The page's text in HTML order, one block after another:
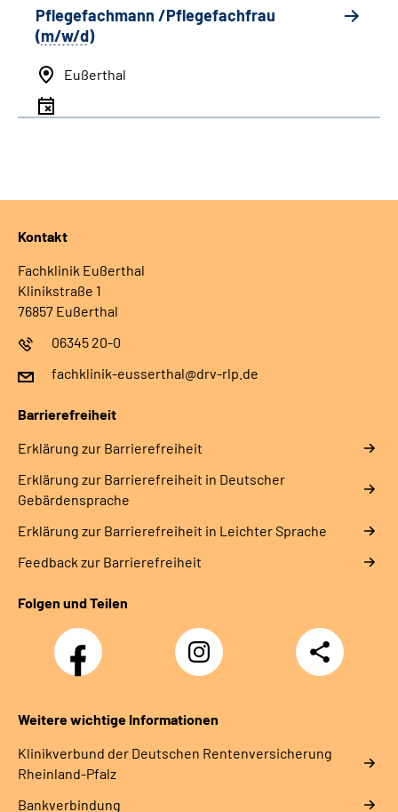
Pflegefachmann /Pflegefachfrau
(m/w/d)
Eußerthal
Kontakt
Fachklinik Eußerthal
Klinikstraße 1
76857 Eußerthal
06345 20-0
fachklinik-eusserthal@drv-rlp.de
Barrierefreiheit
Erklärung zur Barrierefreiheit
Erklärung zur Barrierefreiheit in Deutscher
Gebärdensprache
Erklärung zur Barrierefreiheit in Leichter Sprache
Feedback zur Barrierefreiheit
Folgen und Teilen
Facebook
Instagram
DRV
Nachwuchskräfte
Teilen
Weitere wichtige Informationen
Klinikverbund der Deutschen Rentenversicherung
Rheinland-Pfalz
Bankverbindung